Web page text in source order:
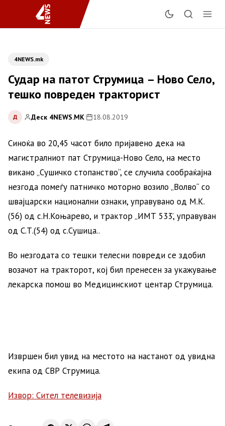
4NEWS.mk
Судар на патот Струмица – Ново Село,
тешко повреден тракторист
Д Деск 4NEWS.MK| 18.08.2019
Синоќа во 20,45 часот било пријавено дека на
магистралниот пат Струмица-Ново Село, на место
викано „Сушичко стопанство“, се случила сообраќајна
незгода помеѓу патничко моторно возило „Волво“ со
швајцарски национални ознаки, управувано од М.К.
(56) од с.Н.Коњарево, и трактор „ИМТ 533’, управуван
од С.Т.(54) од с.Сушица..
Во незгодата со тешки телесни повреди се здобил
возачот на тракторот, кој бил пренесен за укажување
лекарска помош во Медицинскиот центар Струмица.
Извршен бил увид на местото на настанот од увидна
екипа од СВР Струмица.
Извор: Сител телевизија